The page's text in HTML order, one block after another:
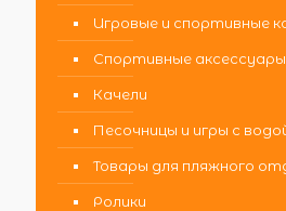
Игровые и спортивные
Спортивные аксессуары
Качели
Песочницы и игры с
Товары для пляжного
Ролики